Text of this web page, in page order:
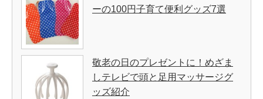
ーの100円子育て便利グッズ7選
敬老の日のプレゼントに！めざま
しテレビで頭と足用マッサージグ
ッズ紹介